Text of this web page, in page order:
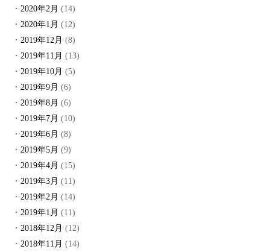
2020年2月 (14)
2020年1月 (12)
2019年12月 (8)
2019年11月 (13)
2019年10月 (5)
2019年9月 (6)
2019年8月 (6)
2019年7月 (10)
2019年6月 (8)
2019年5月 (9)
2019年4月 (15)
2019年3月 (11)
2019年2月 (14)
2019年1月 (11)
2018年12月 (12)
2018年11月 (14)